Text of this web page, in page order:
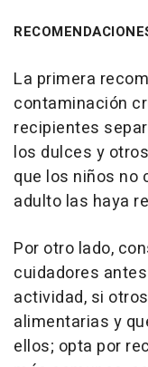
La primera
contaminación
recipientes
los dulces y
que los niños no
adulto las haya
Por otro lado,
cuidadores
actividad, si
alimentarias y
ellos; opta por